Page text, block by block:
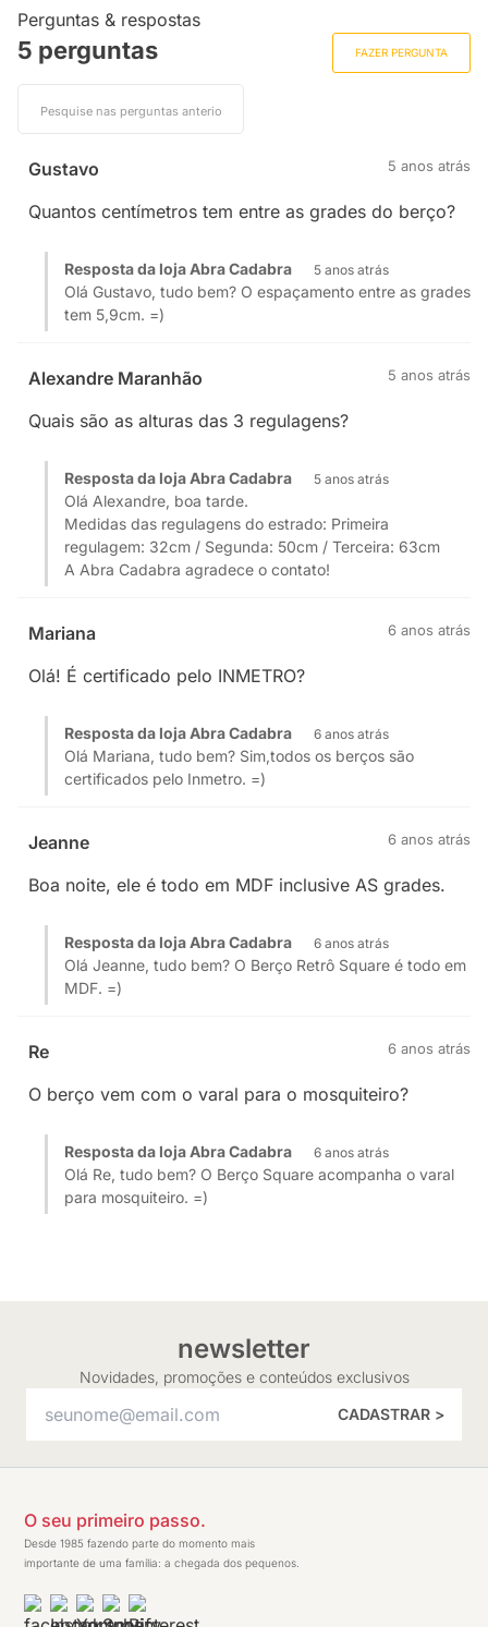
Perguntas & respostas
5 perguntas FAZER PERGUNTA
Gustavo 5 anos atrás
Quantos centímetros tem entre as grades do berço?
Resposta da loja Abra Cadabra 5 anos atrás
Olá Gustavo, tudo bem? O espaçamento entre as grades
tem 5,9cm. =)
Alexandre Maranhão 5 anos atrás
Quais são as alturas das 3 regulagens?
Resposta da loja Abra Cadabra 5 anos atrás
Olá Alexandre, boa tarde.
Medidas das regulagens do estrado: Primeira
regulagem: 32cm / Segunda: 50cm / Terceira: 63cm
A Abra Cadabra agradece o contato!
Mariana 6 anos atrás
Olá! É certificado pelo INMETRO?
Resposta da loja Abra Cadabra 6 anos atrás
Olá Mariana, tudo bem? Sim,todos os berços são
certificados pelo Inmetro. =)
Jeanne 6 anos atrás
Boa noite, ele é todo em MDF inclusive AS grades.
Resposta da loja Abra Cadabra 6 anos atrás
Olá Jeanne, tudo bem? O Berço Retrô Square é todo em
MDF. =)
Re 6 anos atrás
O berço vem com o varal para o mosquiteiro?
Resposta da loja Abra Cadabra 6 anos atrás
Olá Re, tudo bem? O Berço Square acompanha o varal
para mosquiteiro. =)
newsletter
Novidades, promoções e conteúdos exclusivos
CADASTRAR >
O seu primeiro passo.
Desde 1985 fazendo parte do momento mais
importante de uma família: a chegada dos pequenos.